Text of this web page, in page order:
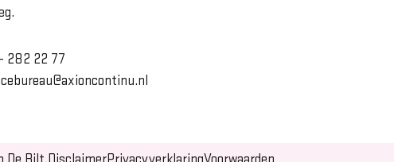
282 22 77